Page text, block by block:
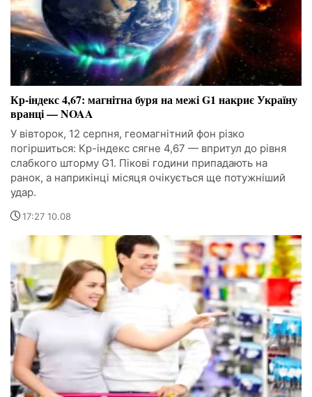
Кр-індекс 4,67: магнітна буря на межі G1 накриє Україну
вранці — NOAA
У вівторок, 12 серпня, геомагнітний фон різко
погіршиться: Кр-індекс сягне 4,67 — впритул до рівня
слабкого шторму G1. Пікові години припадають на
ранок, а наприкінці місяця очікується ще потужніший
удар.
17:27 10.08